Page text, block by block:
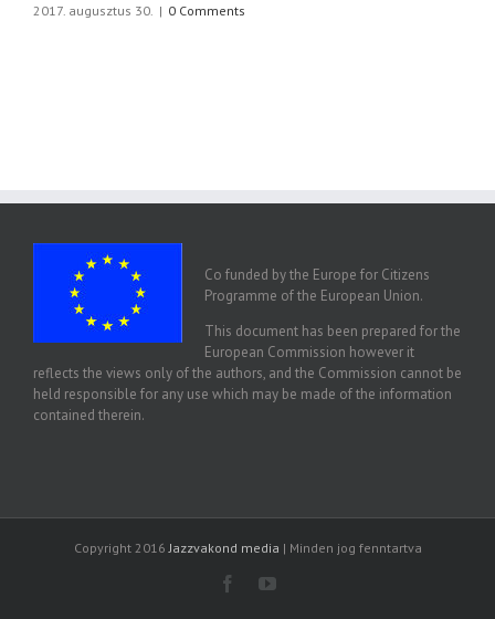
2017. augusztus 30. | 0 Comments
Co funded by the Europe for Citizens
Programme of the European Union.
This document has been prepared for the
European Commission however it
reflects the views only of the authors, and the Commission cannot be
held responsible for any use which may be made of the information
contained therein.
Copyright 2016Jazzvakond media | Minden jog fenntartva
FacebookYoutube